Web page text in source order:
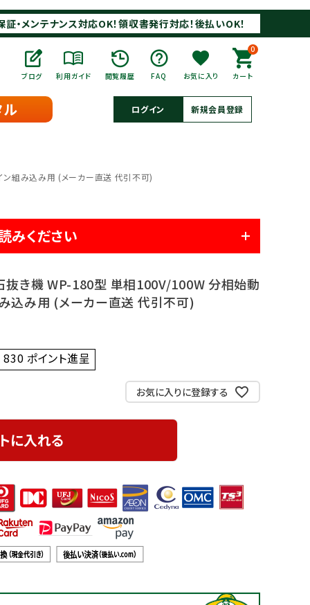
証・メンテナンス対応OK！領収書発行対応！後払いOK！
ブログ 利用ガイド 閲覧履歴 FAQ お気に入り
0
カート
ログイン 新規会員登録
組み込み用 (メーカー直送 代引不可)
みください
抜き機 WP-180型 単相100V/100W 分相始動
込み用 (メーカー直送 代引不可)
830 ポイント進呈 ]
お気に入りに登録する
に入れる